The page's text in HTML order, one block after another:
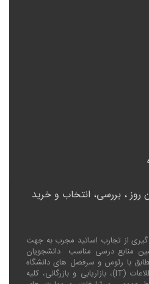
روز ، بررسی، انتخاب و خرید
گیری از تجارب اساتید مجرب به جهت
منابع درسی مناسب دانشجویان
با رئوس و سرفصل های دانشگاه
(
IT)، بازاریابی و بازرگانی، کلیه